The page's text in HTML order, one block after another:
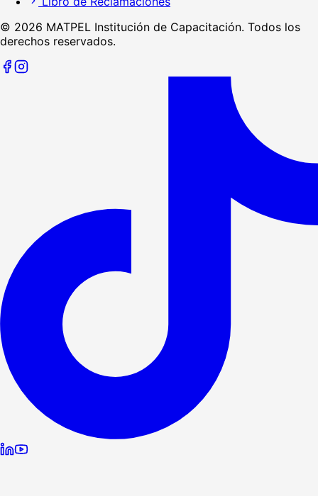
© 2026 MATPEL Institución de Capacitación. Todos los
derechos reservados.